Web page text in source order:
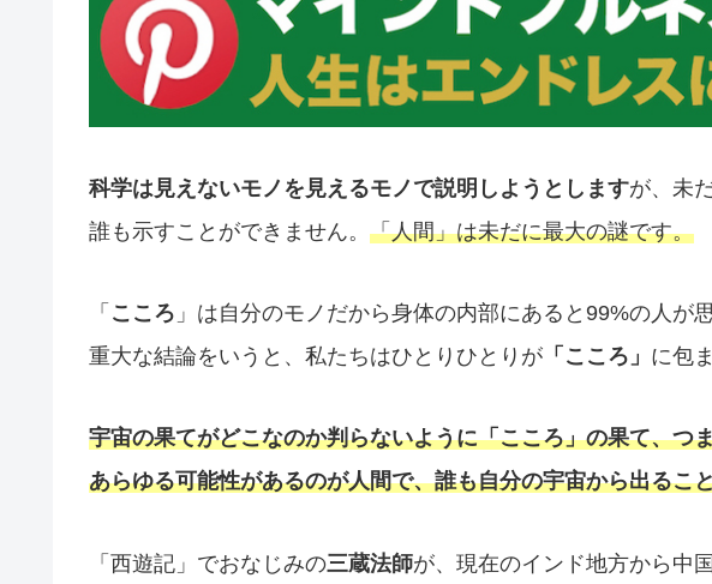
科学は見えないモノを見えるモノで説明しようとしますが、未
誰も示すことができません。 「人間」は未だに最大の謎です。
「 こころ 」は自分のモノだから身体の内部にあると99%の人が
重大な結論をいうと、私たちはひとりひとりが 「こころ」 に包
宇宙の果てがどこなのか判らないように「こころ」の果て、つ
あらゆる可能性があるのが人間で、誰も自分の宇宙から出るこ
「西遊記」でおなじみの三蔵法師が、現在のインド地方から中